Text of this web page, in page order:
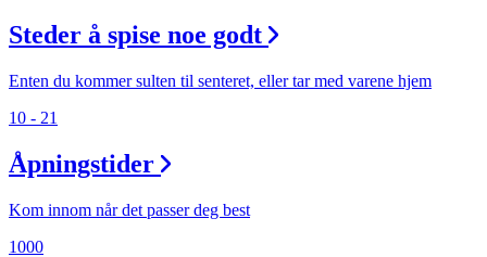
Steder å spise noe godt
Enten du kommer sulten til senteret, eller tar med varene hjem
10 - 21
Åpningstider
Kom innom når det passer deg best
1000